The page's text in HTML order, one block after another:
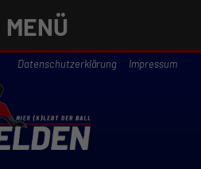
MENÜ
Datenschutzerklärung Impressum